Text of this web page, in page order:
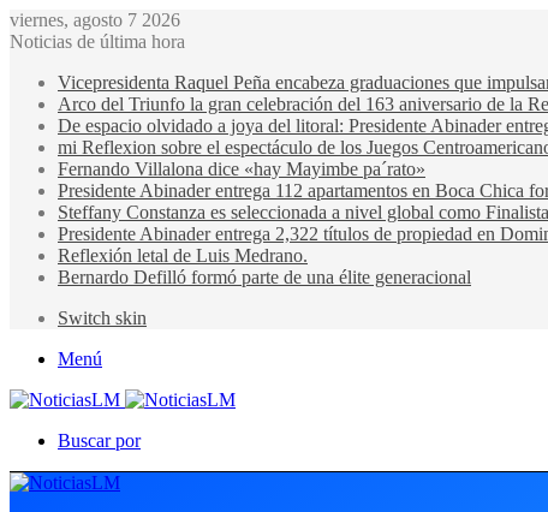
viernes, agosto 7 2026
Noticias de última hora
Vicepresidenta Raquel Peña encabeza graduaciones que
Arco del Triunfo la gran celebración del 163 aniversario de la
De espacio olvidado a joya del litoral: Presidente Abinader
mi Reflexion sobre el espectáculo de los Juegos
Fernando Villalona dice «hay Mayimbe pa´rato»
Presidente Abinader entrega 112 apartamentos en Boca Chica
Steffany Constanza es seleccionada a nivel global como
Presidente Abinader entrega 2,322 títulos de propiedad en
Reflexión letal de Luis Medrano.
Bernardo Defilló formó parte de una élite generacional
Switch skin
Menú
Buscar por